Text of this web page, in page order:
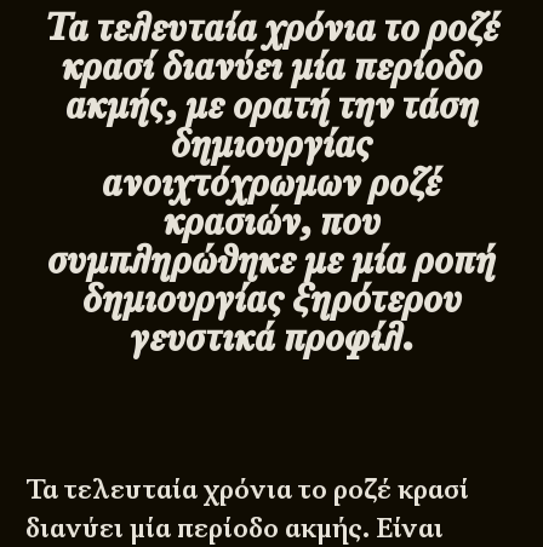
Τα τελευταία χρόνια το ροζέ
κρασί διανύει μία περίοδο
ακμής, με ορατή την τάση
δημιουργίας
ανοιχτόχρωμων ροζέ
κρασιών, που
συμπληρώθηκε με μία ροπή
δημιουργίας ξηρότερου
γευστικά προφίλ.
Τα τελευταία χρόνια το ροζέ κρασί
διανύει μία περίοδο ακμής. Είναι